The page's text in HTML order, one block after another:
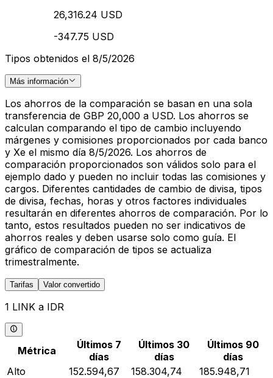
26,316.24 USD
-347.75 USD
Tipos obtenidos el 8/5/2026
Más información
Los ahorros de la comparación se basan en una sola
transferencia de GBP 20,000 a USD. Los ahorros se
calculan comparando el tipo de cambio incluyendo
márgenes y comisiones proporcionados por cada banco
y Xe el mismo día 8/5/2026. Los ahorros de
comparación proporcionados son válidos solo para el
ejemplo dado y pueden no incluir todas las comisiones y
cargos. Diferentes cantidades de cambio de divisa, tipos
de divisa, fechas, horas y otros factores individuales
resultarán en diferentes ahorros de comparación. Por lo
tanto, estos resultados pueden no ser indicativos de
ahorros reales y deben usarse solo como guía. El
gráfico de comparación de tipos se actualiza
trimestralmente.
Tarifas Valor convertido
1 LINK a IDR
Métrica
Últimos 7
días
Últimos 30
días
Últimos 90
días
Alto
152.594,67 158.304,74
185.948,71